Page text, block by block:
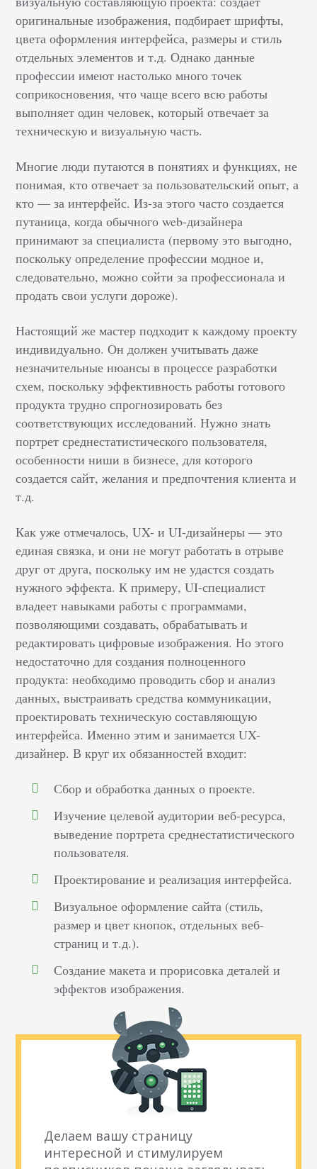
оригинальные изображения, подбирает шрифты,
цвета оформления интерфейса, размеры и стиль
отдельных элементов и т.д. Однако данные
профессии имеют настолько много точек
соприкосновения, что чаще всего всю работы
выполняет один человек, который отвечает за
техническую и визуальную часть.
Многие люди путаются в понятиях и функциях, не
понимая, кто отвечает за пользовательский опыт, а
кто — за интерфейс. Из-за этого часто создается
путаница, когда обычного web-дизайнера
принимают за специалиста (первому это выгодно,
поскольку определение профессии модное и,
следовательно, можно сойти за профессионала и
продать свои услуги дороже).
Настоящий же мастер подходит к каждому проекту
индивидуально. Он должен учитывать даже
незначительные нюансы в процессе разработки
схем, поскольку эффективность работы готового
продукта трудно спрогнозировать без
соответствующих исследований. Нужно знать
портрет среднестатистического пользователя,
особенности ниши в бизнесе, для которого
создается сайт, желания и предпочтения клиента и
т.д.
Как уже отмечалось, UX- и UI-дизайнеры — это
единая связка, и они не могут работать в отрыве
друг от друга, поскольку им не удастся создать
нужного эффекта. К примеру, UI-специалист
владеет навыками работы с программами,
позволяющими создавать, обрабатывать и
редактировать цифровые изображения. Но этого
недостаточно для создания полноценного
продукта: необходимо проводить сбор и анализ
данных, выстраивать средства коммуникации,
проектировать техническую составляющую
интерфейса. Именно этим и занимается UX-
дизайнер. В круг их обязанностей входит:
Сбор и обработка данных о проекте.
Изучение целевой аудитории веб-ресурса,
выведение портрета среднестатистического
пользователя.
Проектирование и реализация интерфейса.
Визуальное оформление сайта (стиль,
размер и цвет кнопок, отдельных веб-
страниц и т.д.).
Создание макета и прорисовка деталей и
эффектов изображения.
Делаем вашу страницу
интересной и стимулируем